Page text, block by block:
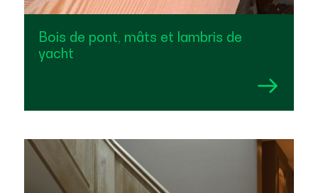
Bois de pont, mâts et lambris de
yacht